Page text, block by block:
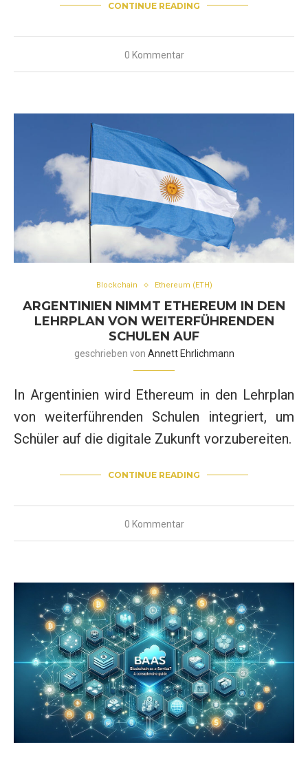
CONTINUE READING
0 Kommentar
Blockchain Ethereum (ETH)
ARGENTINIEN NIMMT ETHEREUM IN DEN
LEHRPLAN VON WEITERFÜHRENDEN
SCHULEN AUF
geschrieben von Annett Ehrlichmann
In Argentinien wird Ethereum in den Lehrplan
von weiterführenden Schulen integriert, um
Schüler auf die digitale Zukunft vorzubereiten.
CONTINUE READING
0 Kommentar